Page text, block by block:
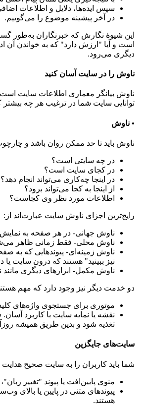
سپس ایده‌ها، دلایل و اطلاعات
در آخر پیشینه موضوع را می‌گوییم.
این شیوۀ نگارش که خبرنگاران به‌طور
است و آیا "ارزش دارد" که به خواندن آن
دیگری می‌رود.
ناوش را در سایت آسان کنید
ناوش بیانگر معماری اطلاعات سایت است
توانایی سایت شما در ترغیب هر چه
• ناوش
ناوش باید تا حد ممکن روان باشد و
در چه سایتی است؟
در کجای سایت است؟
در اینجا چه‌کاری می‌تواند انجام دهد؟
از اینجا به کجا می‌تواند برود؟
اطلاعات مورد نظر وی کجاست؟
رایج‌ترین اجزای ناوش سایت عبارت‌اند از:
ناوش جهانی- در هر صفحه به
ناوش محلی- فقط زمانی ظاهر
ناوش زمینه‌ای- پیوندهایی که به
نیز ببینید" هستند که درون سایت
ناوش مکمل- ابزارهای دیگری
دو خدمت دیگر نیز وجود دارد که مهم
موتوری برای جستجوی واژه‌های
نقشه یا نمایه سایت با کاربرد
تغذیه شود و بدین طریق همیشه
سایت‌های جایگزین
شما باید کاربران را به سایت‌ صحیح
منوی پایین‌افت یا پیوند "تغییر
پیوندهای متنی در پایین یا
هستند.